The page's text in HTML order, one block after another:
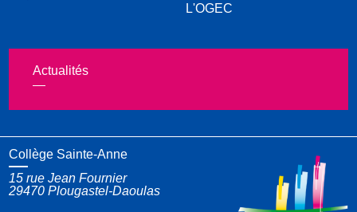
L'OGEC
Actualités
Collège Sainte-Anne
15 rue Jean Fournier
29470 Plougastel-Daoulas